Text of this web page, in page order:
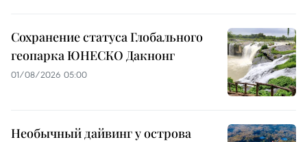
Сохранение статуса Глобального
геопарка ЮНЕСКО Дакнонг
01/08/2026 05:00
Необычный дайвинг у острова